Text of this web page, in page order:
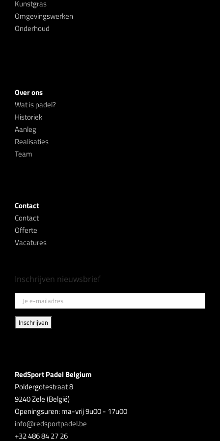
Kunstgras
Omgevingswerken
Onderhoud
Over ons
Wat is padel?
Historiek
Aanleg
Realisaties
Team
Contact
Contact
Offerte
Vacatures
Inschrijven nieuwsbrief
RedSport Padel Belgium
Poldergotestraat 8
9240 Zele (België)
Openingsuren: ma-vrij 9u00 - 17u00
info@redsportpadel.be
+32 486 84 27 26